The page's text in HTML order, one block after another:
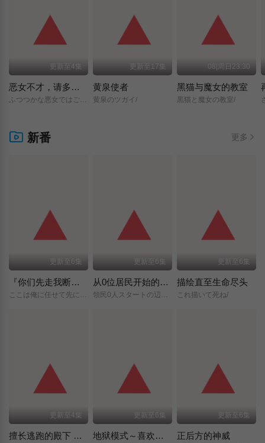
更新至4集
恶女不才，请多关照 ～雏宫蝶鼠换身传～
ふつつかな悪女ではございますが/～雛宮蝶鼠とりかえ伝～/
更新至17集
黄泉使者
黄泉のツガイ/
08|周日23:30
黑猫与魔女的教室
黒猫と魔女の教室/
新番 更多
更新至6集
『你们先走我断后』，于是10年后我成为了传说
更新至6集
从0位居民开始的边境领主大人
更新至6集
描绘直至生命尽头
これ描いて死ね/
更新至4集
擅长逃跑的殿下 第二季
更新至6集
地狱模式～喜欢挑战特殊成就的玩家在废设定的异世界成为无双～第二季
更新至6集
正后方的神威